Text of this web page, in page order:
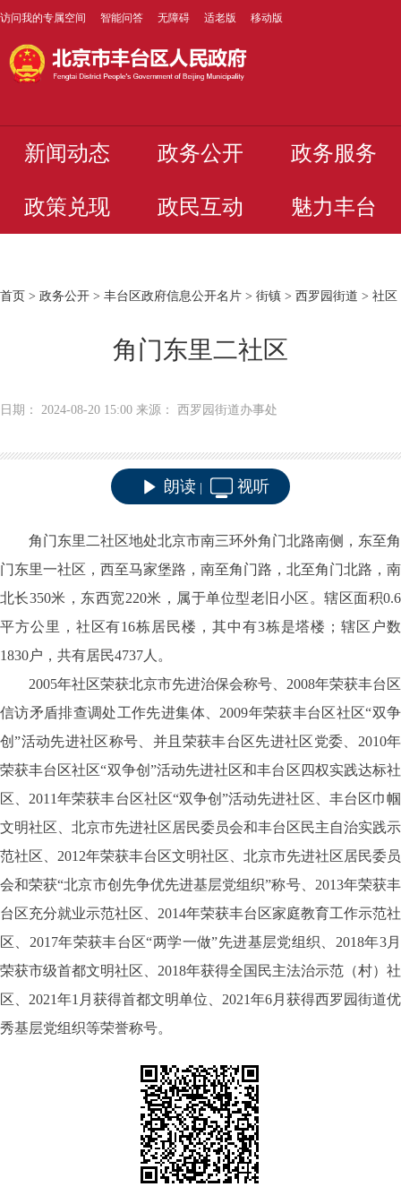
访问我的专属空间 智能问答 无障碍 适老版 移动版
新闻动态 政务公开 政务服务
政策兑现 政民互动 魅力丰台
首页 > 政务公开 > 丰台区政府信息公开名片 > 街镇 > 西罗园街道 > 社区
角门东里二社区
日期： 2024-08-20 15:00 来源： 西罗园街道办事处
朗读 视听
角门东里二社区地处北京市南三环外角门北路南侧，东至角
门东里一社区，西至马家堡路，南至角门路，北至角门北路，南
北长350米，东西宽220米，属于单位型老旧小区。辖区面积0.6
平方公里，社区有16栋居民楼，其中有3栋是塔楼；辖区户数
1830户，共有居民4737人。
2005年社区荣获北京市先进治保会称号、2008年荣获丰台区
信访矛盾排查调处工作先进集体、2009年荣获丰台区社区“双争
创”活动先进社区称号、并且荣获丰台区先进社区党委、2010年
荣获丰台区社区“双争创”活动先进社区和丰台区四权实践达标社
区、2011年荣获丰台区社区“双争创”活动先进社区、丰台区巾帼
文明社区、北京市先进社区居民委员会和丰台区民主自治实践示
范社区、2012年荣获丰台区文明社区、北京市先进社区居民委员
会和荣获“北京市创先争优先进基层党组织”称号、2013年荣获丰
台区充分就业示范社区、2014年荣获丰台区家庭教育工作示范社
区、2017年荣获丰台区“两学一做”先进基层党组织、2018年3月
荣获市级首都文明社区、2018年获得全国民主法治示范（村）社
区、2021年1月 获得首都文明单位 2021年6月 获得西罗园街道优
秀基层党组织等荣誉称号。